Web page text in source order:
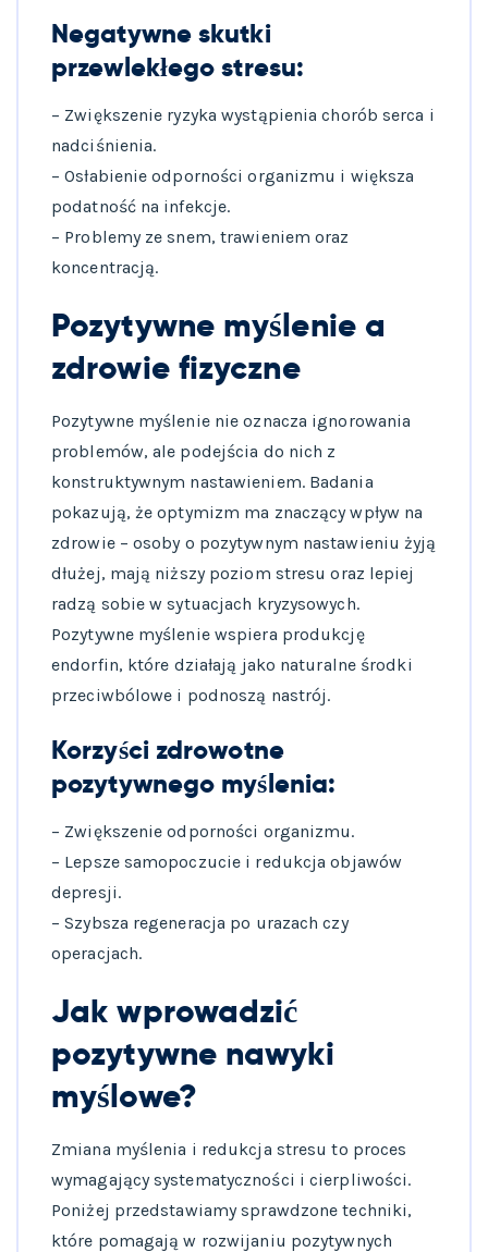
Negatywne skutki
przewlekłego stresu:
– Zwiększenie ryzyka wystąpienia chorób serca i
nadciśnienia.
– Osłabienie odporności organizmu i większa
podatność na infekcje.
– Problemy ze snem, trawieniem oraz
koncentracją.
Pozytywne myślenie a
zdrowie fizyczne
Pozytywne myślenie nie oznacza ignorowania
problemów, ale podejścia do nich z
konstruktywnym nastawieniem. Badania
pokazują, że optymizm ma znaczący wpływ na
zdrowie – osoby o pozytywnym nastawieniu żyją
dłużej, mają niższy poziom stresu oraz lepiej
radzą sobie w sytuacjach kryzysowych.
Pozytywne myślenie wspiera produkcję
endorfin, które działają jako naturalne środki
przeciwbólowe i podnoszą nastrój.
Korzyści zdrowotne
pozytywnego myślenia:
– Zwiększenie odporności organizmu.
– Lepsze samopoczucie i redukcja objawów
depresji.
– Szybsza regeneracja po urazach czy
operacjach.
Jak wprowadzić
pozytywne nawyki
myślowe?
Zmiana myślenia i redukcja stresu to proces
wymagający systematyczności i cierpliwości.
Poniżej przedstawiamy sprawdzone techniki,
które pomagają w rozwijaniu pozytywnych